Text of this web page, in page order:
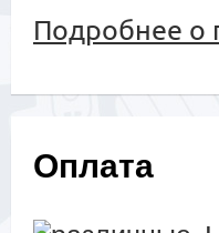
Подробнее о
Оплата